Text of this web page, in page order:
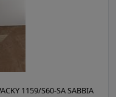
1159/S60-SA SABBIA